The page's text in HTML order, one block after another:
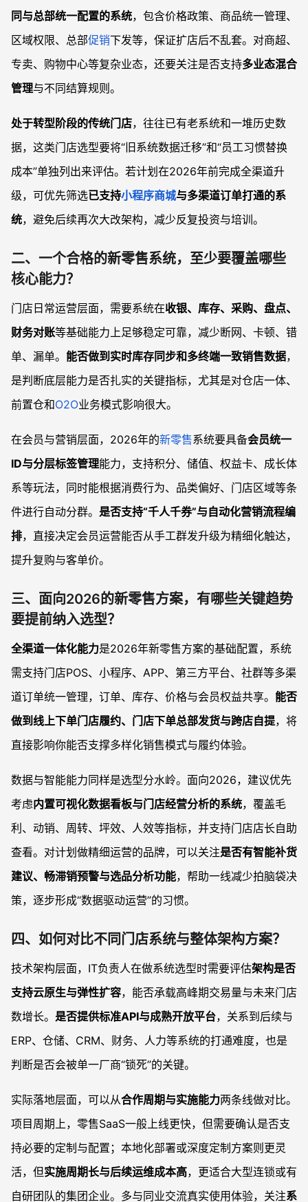
同与总部统一配置的系统，包含价格政策、商品统一管理、
区域权限、总部促销下发等，保证扩店后不乱套。对商超、
专卖、购物中心等复杂业态，还要关注是否支持多业态混合
管理与不同结算规则。
处于转型阶段的传统门店，往往已有老系统和一堆历史数
据，这类门店选型要将“旧系统数据迁移”和“员工习惯替换
成本”单独列出来评估。若计划在2026年前完成全渠道升
级，可优先筛选已支持小程序商城与多渠道订单打通的系
统，避免后续再次大改架构，减少反复投资与培训。
二、一个合格的新零售系统，至少要覆盖哪些
核心能力？
门店日常运营层面，需要系统在收银、库存、采购、盘点、
财务对账等基础能力上足够稳定可靠，减少断网、卡顿、错
单、漏单。 能否做到实时库存同步和多终端一致销售数据，
是判断底层能力是否扎实的关键指标，尤其是对仓店一体、
前置仓和O2O业务模式影响很大。
在会员与营销层面，2026年的新零售系统要具备会员统一
ID与分层标签管理能力，支持积分、储值、权益卡、成长体
系等玩法，同时能根据消费行为、品类偏好、门店区域等条
件进行自动分群。 是否支持“千人千券”与自动化营销流程编
排，直接决定会员运营能否从手工群发升级为精细化触达，
提升复购与客单价。
三、面向2026的新零售方案，有哪些关键趋势
要提前纳入选型？
全渠道一体化能力是2026年新零售方案的基础配置，系统
需支持门店POS、小程序、APP、第三方平台、社群等多渠
道订单统一管理，订单、库存、价格与会员权益共享。 能否
做到线上下单门店履约、门店下单总部发货与跨店自提，将
直接影响你能否支撑多样化销售模式与履约体验。
数据与智能能力同样是选型分水岭。面向2026，建议优先
考虑内置可视化数据看板与门店经营分析的系统，覆盖毛
利、动销、周转、坪效、人效等指标，并支持门店店长自助
查看。对计划做精细运营的品牌，可以关注是否有智能补货
建议、畅滞销预警与选品分析功能，帮助一线减少拍脑袋决
策，逐步形成“数据驱动运营”的习惯。
四、如何对比不同门店系统与整体架构方案？
技术架构层面，IT负责人在做系统选型时需要评估架构是否
支持云原生与弹性扩容，能否承载高峰期交易量与未来门店
数增长。 是否提供标准API与成熟开放平台，关系到后续与
ERP、仓储、CRM、财务、人力等系统的打通难度，也是
判断是否会被单一厂商“锁死”的关键。
实际落地层面，可以从合作周期与实施能力两条线做对比。
项目周期上，零售SaaS一般上线更快，但需要确认是否支
持必要的定制与配置；本地化部署或深度定制方案则更灵
活，但实施周期长与后续运维成本高，更适合大型连锁或有
自研团队的集团企业。多与同业交流真实使用体验，关注系